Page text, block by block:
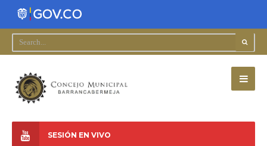
SESIÓN EN VIVO